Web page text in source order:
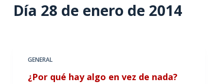
Día 28 de enero de 2014
GENERAL
¿Por qué hay algo en vez de nada?